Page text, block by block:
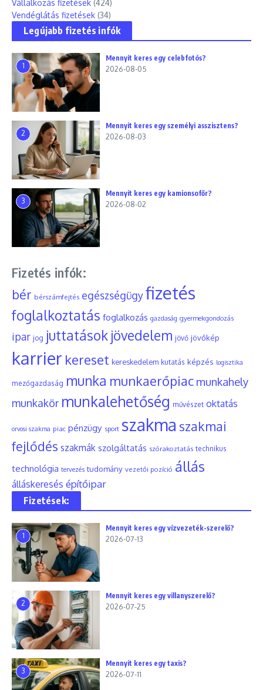
Vállalkozás fizetések (424)
Vendéglátás fizetések (34)
Legújabb fizetés infók
1
Mennyit keres egy celebfotós?
2026-08-05
2
Mennyit keres egy személyi asszisztens?
2026-08-03
3
Mennyit keres egy kamionsofőr?
2026-08-02
Fizetés infók:
bér bérszámfejtés egészségügyfizetés
foglalkoztatás foglalkozás gazdaság gyermekgondozás
ipar jog juttatások jövedelem jövő jövőkép
karrier kereset kereskedelem kutatás képzés logisztika
mezőgazdaság munka munkaerőpiac munkahely
munkakör munkalehetőség művészet oktatás
orvosi szakma piac pénzügy sport szakma szakmai
fejlődés szakmák szolgáltatás szórakoztatás technikus
technológia tervezés tudomány vezetői pozíció állás
álláskeresés építőipar
Fizetések:
1
Mennyit keres egy vízvezeték-szerelő?
2026-07-13
2
Mennyit keres egy villanyszerelő?
2026-07-25
3
Mennyit keres egy taxis?
2026-07-11